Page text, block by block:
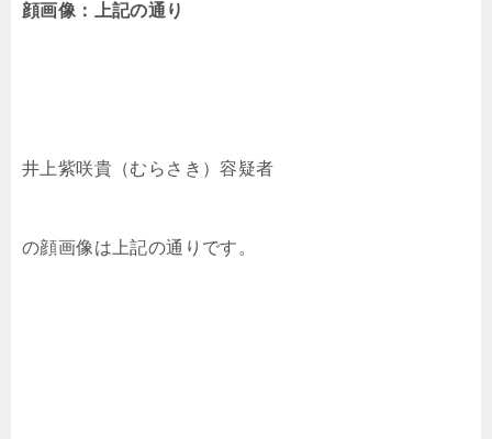
顔画像：上記の通り
井上紫咲貴（むらさき）容疑者
の顔画像は上記の通りです。